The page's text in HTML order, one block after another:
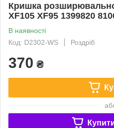
Кришка
XF105 XF95 1399820
В наявності
Код: D2302-WS
Роздріб
370 ₴